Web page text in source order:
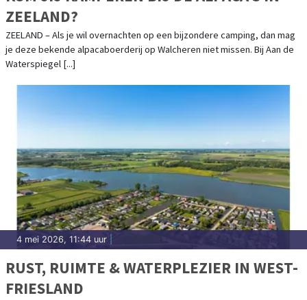
ZEELAND?
ZEELAND – Als je wil overnachten op een bijzondere camping, dan mag
je deze bekende alpacaboerderij op Walcheren niet missen. Bij Aan de
Waterspiegel [...]
4 mei 2026, 11:44 uur
RUST, RUIMTE & WATERPLEZIER IN WEST-
FRIESLAND